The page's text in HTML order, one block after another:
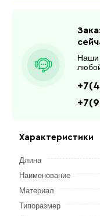
Характеристики
Длина
Наименование
Материал
Типоразмер
Наши